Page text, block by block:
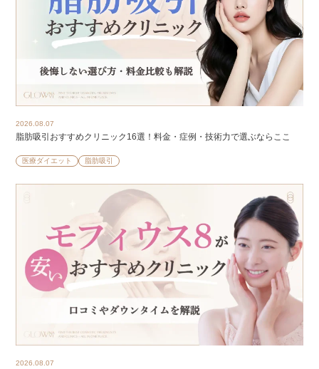
2026.08.07
脂肪吸引おすすめクリニック16選！料金・症例・技術力で選ぶならここ
医療ダイエット 脂肪吸引
2026.08.07